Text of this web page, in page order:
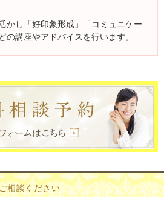
かし「好印象形成」「コミュニケー
の講座やアドバイスを行います。
相談ください